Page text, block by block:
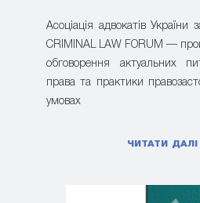
Асоціація адвокатів України
CRIMINAL LAW FORUM —
обговорення актуальних
права та практики
умовах
ЧИТАТИ ДАЛІ